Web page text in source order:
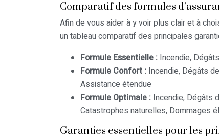
Comparatif des formules
Afin de vous aider à y voir plus clair et à
un tableau comparatif des principales
Formule Essentielle : Incendie,
Formule Confort : Incendie, Dégâts
Assistance étendue
Formule Optimale : Incendie, Dégâts
Catastrophes naturelles, Dommages
Garanties essentielles pour les